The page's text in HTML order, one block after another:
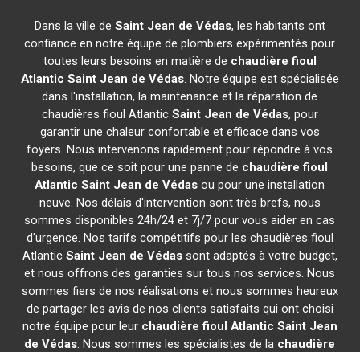
Dans la ville de Saint Jean de Védas, les habitants ont
confiance en notre équipe de plombiers expérimentés pour
toutes leurs besoins en matière de chaudière fioul
Atlantic Saint Jean de Védas. Notre équipe est spécialisée
dans l'installation, la maintenance et la réparation de
chaudières fioul Atlantic Saint Jean de Védas, pour
garantir une chaleur confortable et efficace dans vos
foyers. Nous intervenons rapidement pour répondre à vos
besoins, que ce soit pour une panne de chaudière fioul
Atlantic Saint Jean de Védas ou pour une installation
neuve. Nos délais d'intervention sont très brefs, nous
sommes disponibles 24h/24 et 7j/7 pour vous aider en cas
d'urgence. Nos tarifs compétitifs pour les chaudières fioul
Atlantic Saint Jean de Védassont adaptés à votre budget,
et nous offrons des garanties sur tous nos services. Nous
sommes fiers de nos réalisations et nous sommes heureux
de partager les avis de nos clients satisfaits qui ont choisi
notre équipe pour leur chaudière fioul Atlantic Saint Jean
de Védas. Nous sommes les spécialistes de la chaudière